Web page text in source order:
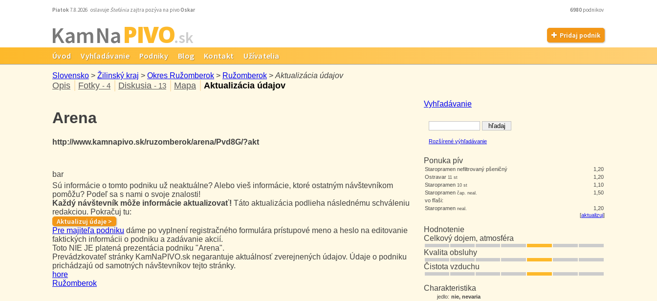
Piatok7.8.2026 oslavuje Štefánia zajtra pozýva na pivoOskar 6980 podnikov
Kam NaPIVO.sk Pridaj podnik
Úvod Vyhľadávanie Podniky Blog Kontakt Užívatelia
Slovensko > Žilinský kraj > Okres Ružomberok > Ružomberok > Aktualizácia údajov
Opis Fotky - 4 Diskusia - 13 Mapa Aktualizácia údajov
Vyhľadávanie
Rozšírené výhľadávanie
Ponuka pív
Staropramen nefiltrovaný pšeničný
1,20
Ostravar 11 st
1,20
Staropramen 10 st
1,10
Staropramen čap. neal.
1,50
vo fľaši:
Staropramen neal.
1,20
[aktualizuj]
Hodnotenie
Celkový dojem, atmosféra
Kvalita obsluhy
Čistota vzduchu
Charakteristika
jedlo: nie, nevaria
Arena
http://www.kamnapivo.sk/ruzomberok/arena/Pvd8G/?akt
bar
Sú informácie o tomto podniku už neaktuálne? Alebo vieš informácie, ktoré ostatným návštevníkom
pomôžu? Podeľ sa s nami o svoje znalosti!
Každý návštevník môže informácie aktualizovať! Táto aktualizácia podlieha následnému schváleniu
redakciou. Pokračuj tu:
Pre majiteľa podniku dáme po vyplnení registračného formulára prístupové meno a heslo na editovanie
faktických informácii o podniku a zadávanie akcií.
Toto NIE JE platená prezentácia podniku "Arena".
Prevádzkovateľ stránky KamNaPIVO.sk negarantuje aktuálnosť zverejnených údajov. Údaje o podniku
prichádzajú od samotných návštevníkov tejto stránky.
hore
Ružomberok